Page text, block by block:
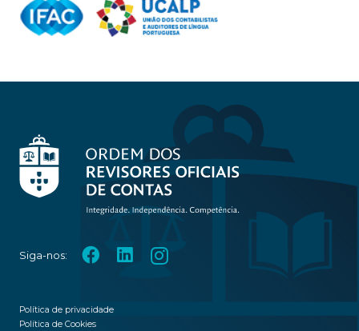
Siga-nos:
Política de privacidade
Política de Cookies